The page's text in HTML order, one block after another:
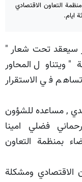
التعاون الاقتصادي
ايام.
سيعقد تحت شعار "
ويتناول المحاور
تساهم في الاستقرار
, مساعده للشؤون
فضلي امينا
بمنظمة التعاون
الاقتصادي ومشكلة